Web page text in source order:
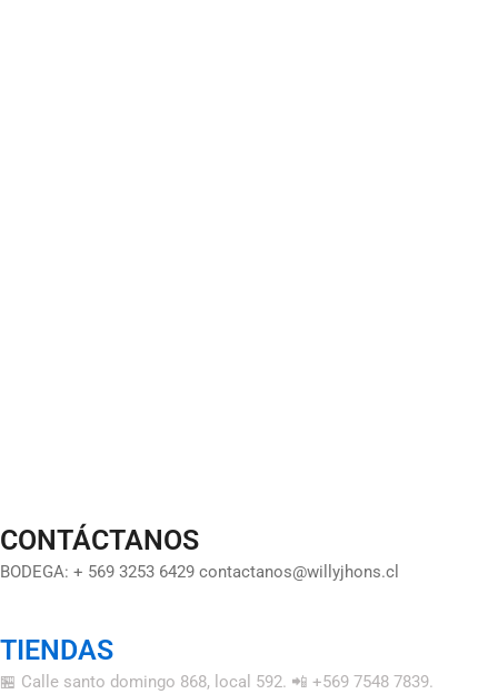
CONTÁCTANOS
BODEGA: + 569 3253 6429 contactanos@willyjhons.cl
TIENDAS
🏪 Calle santo domingo 868, local 592. 📲 +569 7548 7839.